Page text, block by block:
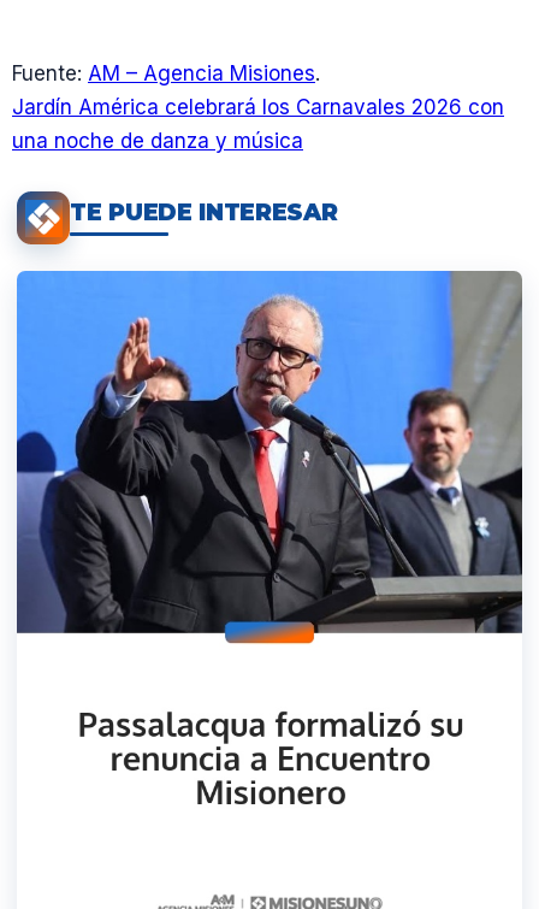
Fuente: AM – Agencia Misiones.
Jardín América celebrará los Carnavales 2026 con
una noche de danza y música
TE PUEDE INTERESAR